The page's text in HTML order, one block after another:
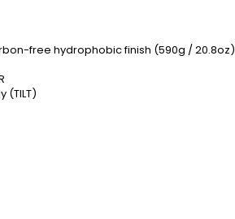
free hydrophobic finish (590g / 20.8oz)
(TILT)